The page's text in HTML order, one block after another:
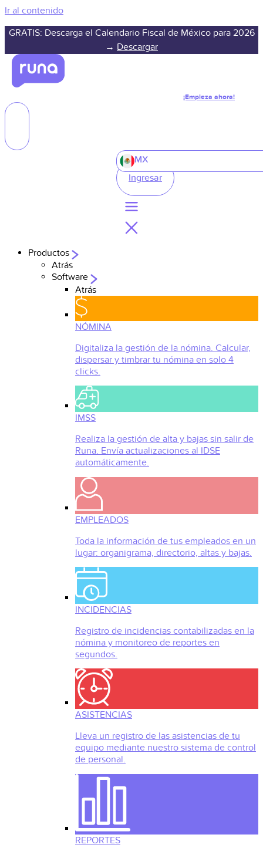
Ir al contenido
GRATIS: Descarga el Calendario Fiscal de México para 2026
→ Descargar
¡Empieza ahora!
MX
Ingresar
Productos
Atrás
Software
Atrás
NÓMINA
Digitaliza la gestión de la nómina. Calcular,
dispersar y timbrar tu nómina en solo 4
clicks.
IMSS
Realiza la gestión de alta y bajas sin salir de
Runa. Envía actualizaciones al IDSE
automáticamente.
EMPLEADOS
Toda la información de tus empleados en un
lugar: organigrama, directorio, altas y bajas.
INCIDENCIAS
Registro de incidencias contabilizadas en la
nómina y monitoreo de reportes en
segundos.
ASISTENCIAS
Lleva un registro de las asistencias de tu
equipo mediante nuestro sistema de control
de personal.
REPORTES